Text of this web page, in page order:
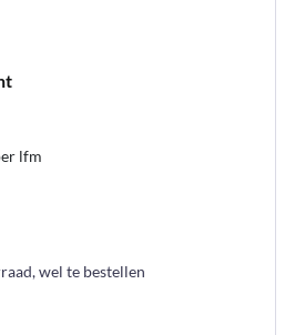
lfm
wel te bestellen